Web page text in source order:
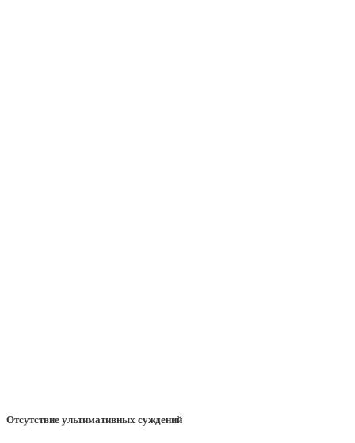
Отсутствие ультимативных суждений